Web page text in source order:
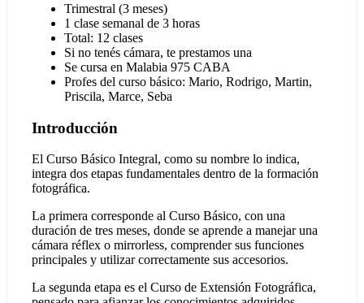
Trimestral (3 meses)
1 clase semanal de 3 horas
Total: 12 clases
Si no tenés cámara, te prestamos una
Se cursa en Malabia 975 CABA
Profes del curso básico: Mario, Rodrigo, Martin,
Priscila, Marce, Seba
Introducción
El Curso Básico Integral, como su nombre lo indica,
integra dos etapas fundamentales dentro de la formación
fotográfica.
La primera corresponde al Curso Básico, con una
duración de tres meses, donde se aprende a manejar una
cámara réflex o mirrorless, comprender sus funciones
principales y utilizar correctamente sus accesorios.
La segunda etapa es el Curso de Extensión Fotográfica,